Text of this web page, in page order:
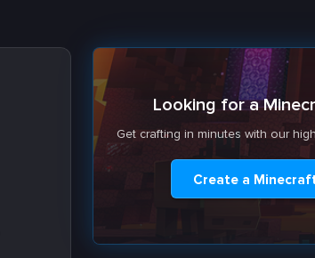
Looking for a
Get crafting in minutes with our
Create a